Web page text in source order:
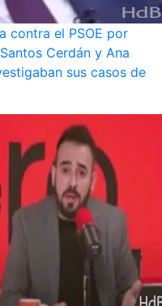
contra el PSOE por
Cerdán y Ana
sus casos de